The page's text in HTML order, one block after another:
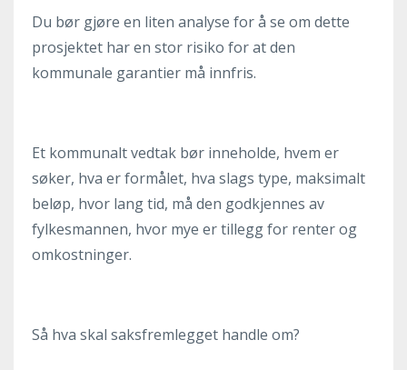
Du bør gjøre en liten analyse for å se om dette
prosjektet har en stor risiko for at den
kommunale garantier må innfris.
Et kommunalt vedtak bør inneholde, hvem er
søker, hva er formålet, hva slags type, maksimalt
beløp, hvor lang tid, må den godkjennes av
fylkesmannen, hvor mye er tillegg for renter og
omkostninger.
Så hva skal saksfremlegget handle om?